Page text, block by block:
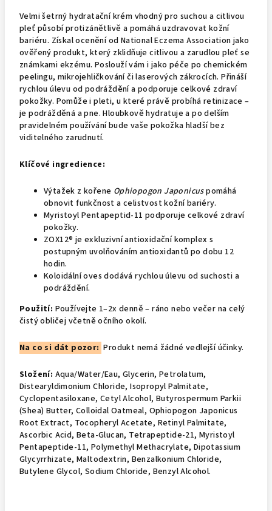
Velmi šetrný hydratační krém vhodný pro suchou a citlivou
pleť působí protizánětlivě a pomáhá uzdravovat kožní
bariéru. Získal ocenění od National Eczema Association jako
ověřený produkt, který zklidňuje citlivou a zarudlou pleť se
známkami ekzému. Poslouží vám i jako péče po chemickém
peelingu, mikrojehličkování či laserových zákrocích. Přináší
rychlou úlevu od podráždění a podporuje celkové zdraví
pokožky. Pomůže i pleti, u které právě probíhá retinizace –
je podrážděná a pne. Hloubkově hydratuje a po delším
pravidelném používání bude vaše pokožka hladší bez
viditelného zarudnutí.
Klíčové ingredience:
Výtažek z kořene Ophiopogon Japonicuspomáhá
obnovit funkčnost a celistvost kožní bariéry.
Myristoyl Pentapeptid-11 podporuje celkové zdraví
pokožky.
ZOX12® je exkluzivní antioxidační komplex s
postupným uvolňováním antioxidantů po dobu 12
hodin.
Koloidální oves dodává rychlou úlevu od suchosti a
podráždění.
Použití: Používejte 1–2x denně – ráno nebo večer na celý
čistý obličej včetně očního okolí.
Na co si dát pozor: Produkt nemá žádné vedlejší účinky.
Složení: Aqua/Water/Eau, Glycerin, Petrolatum,
Distearyldimonium Chloride, Isopropyl Palmitate,
Cyclopentasiloxane, Cetyl Alcohol, Butyrospermum Parkii
(Shea) Butter, Colloidal Oatmeal, Ophiopogon Japonicus
Root Extract, Tocopheryl Acetate, Retinyl Palmitate,
Ascorbic Acid, Beta-Glucan, Tetrapeptide-21, Myristoyl
Pentapeptide-11, Polymethyl Methacrylate, Dipotassium
Glycyrrhizate, Maltodextrin, Benzalkonium Chloride,
Butylene Glycol, Sodium Chloride, Benzyl Alcohol.